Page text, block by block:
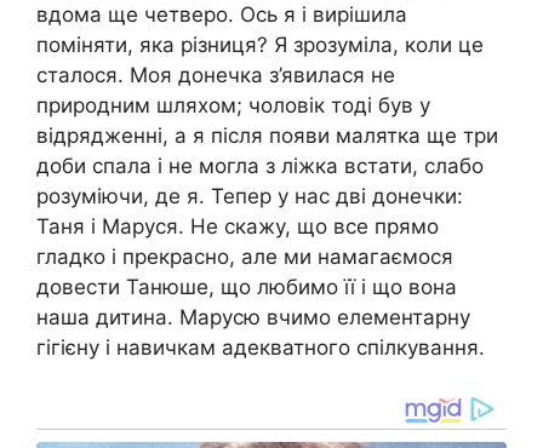
вдома ще четверо. Ось я і вирішила
поміняти, яка різниця? Я зрозуміла, коли це
сталося. Моя донечка з’явилася не
природним шляхом; чоловік тоді був у
відрядженні, а я після появи малятка ще три
доби спала і не могла з ліжка встати, слабо
розуміючи, де я. Тепер у нас дві донечки:
Таня і Маруся. Не скажу, що все прямо
гладко і прекрасно, але ми намагаємося
довести Танюше, що любимо її і що вона
наша дитина. Марусю вчимо елементарну
гігієну і навичкам адекватного спілкування.